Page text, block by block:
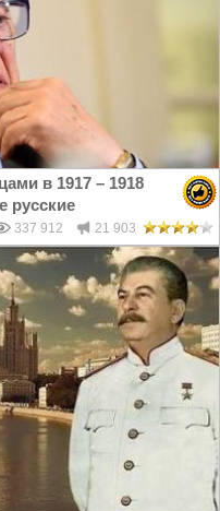
в 1917 – 1918
русские
337 912 21 903